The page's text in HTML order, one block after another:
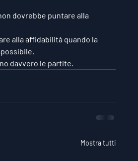
dovrebbe puntare alla
alla affidabilità quando la
davvero le partite.
Mostra tutti